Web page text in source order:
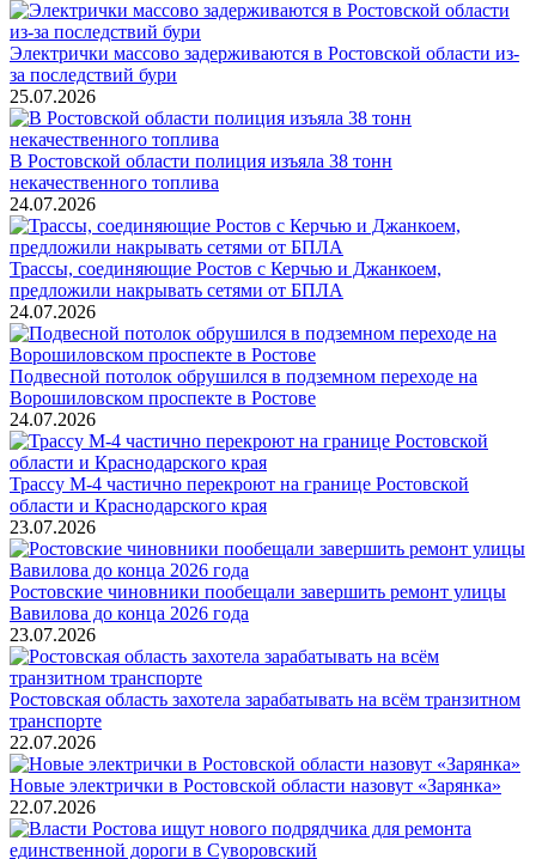
Электрички массово задерживаются в Ростовской области из-
за последствий бури
25.07.2026
В Ростовской области полиция изъяла 38 тонн
некачественного топлива
24.07.2026
Трассы, соединяющие Ростов с Керчью и Джанкоем,
предложили накрывать сетями от БПЛА
24.07.2026
Подвесной потолок обрушился в подземном переходе на
Ворошиловском проспекте в Ростове
24.07.2026
Трассу М-4 частично перекроют на границе Ростовской
области и Краснодарского края
23.07.2026
Ростовские чиновники пообещали завершить ремонт улицы
Вавилова до конца 2026 года
23.07.2026
Ростовская область захотела зарабатывать на всём транзитном
транспорте
22.07.2026
Новые электрички в Ростовской области назовут «Зарянка»
22.07.2026